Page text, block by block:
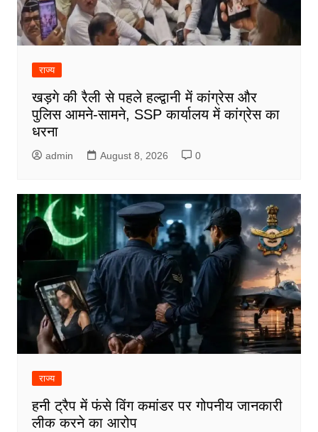
राज्य
खड़गे की रैली से पहले हल्द्वानी में कांग्रेस और
पुलिस आमने-सामने, SSP कार्यालय में कांग्रेस का
धरना
admin August 8, 2026 0
राज्य
हनी ट्रैप में फंसे विंग कमांडर पर गोपनीय जानकारी
लीक करने का आरोप